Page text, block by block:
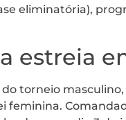
eliminatória),
estreia
torneio masculino,
feminina.